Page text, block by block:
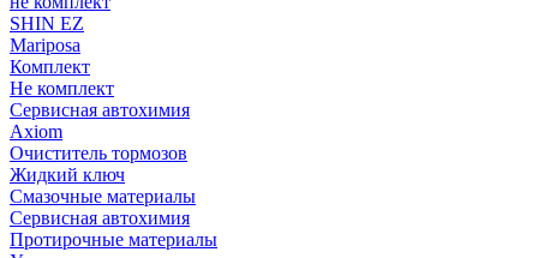
SHIN EZ
Mariposa
Комплект
Не комплект
Сервисная автохимия
Axiom
Очиститель тормозов
Жидкий ключ
Смазочные материалы
Сервисная автохимия
Протирочные материалы